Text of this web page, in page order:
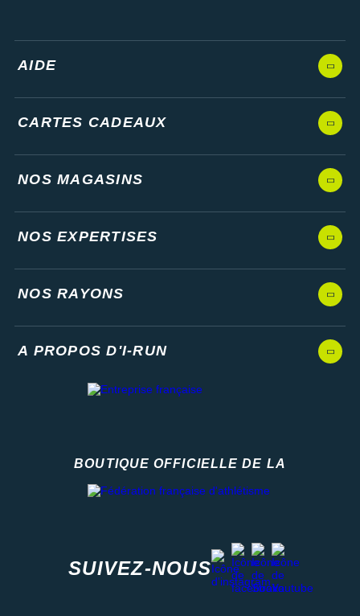
AIDE
CARTES CADEAUX
NOS MAGASINS
NOS EXPERTISES
NOS RAYONS
A PROPOS D'I-RUN
BOUTIQUE OFFICIELLE DE LA
SUIVEZ-NOUS
instagram
facebook
stravayoutube